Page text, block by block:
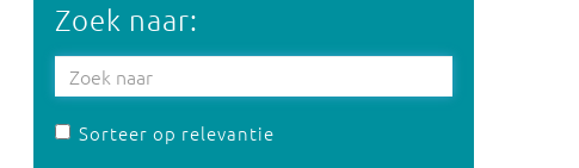
Zoek naar:
Sorteer op relevantie